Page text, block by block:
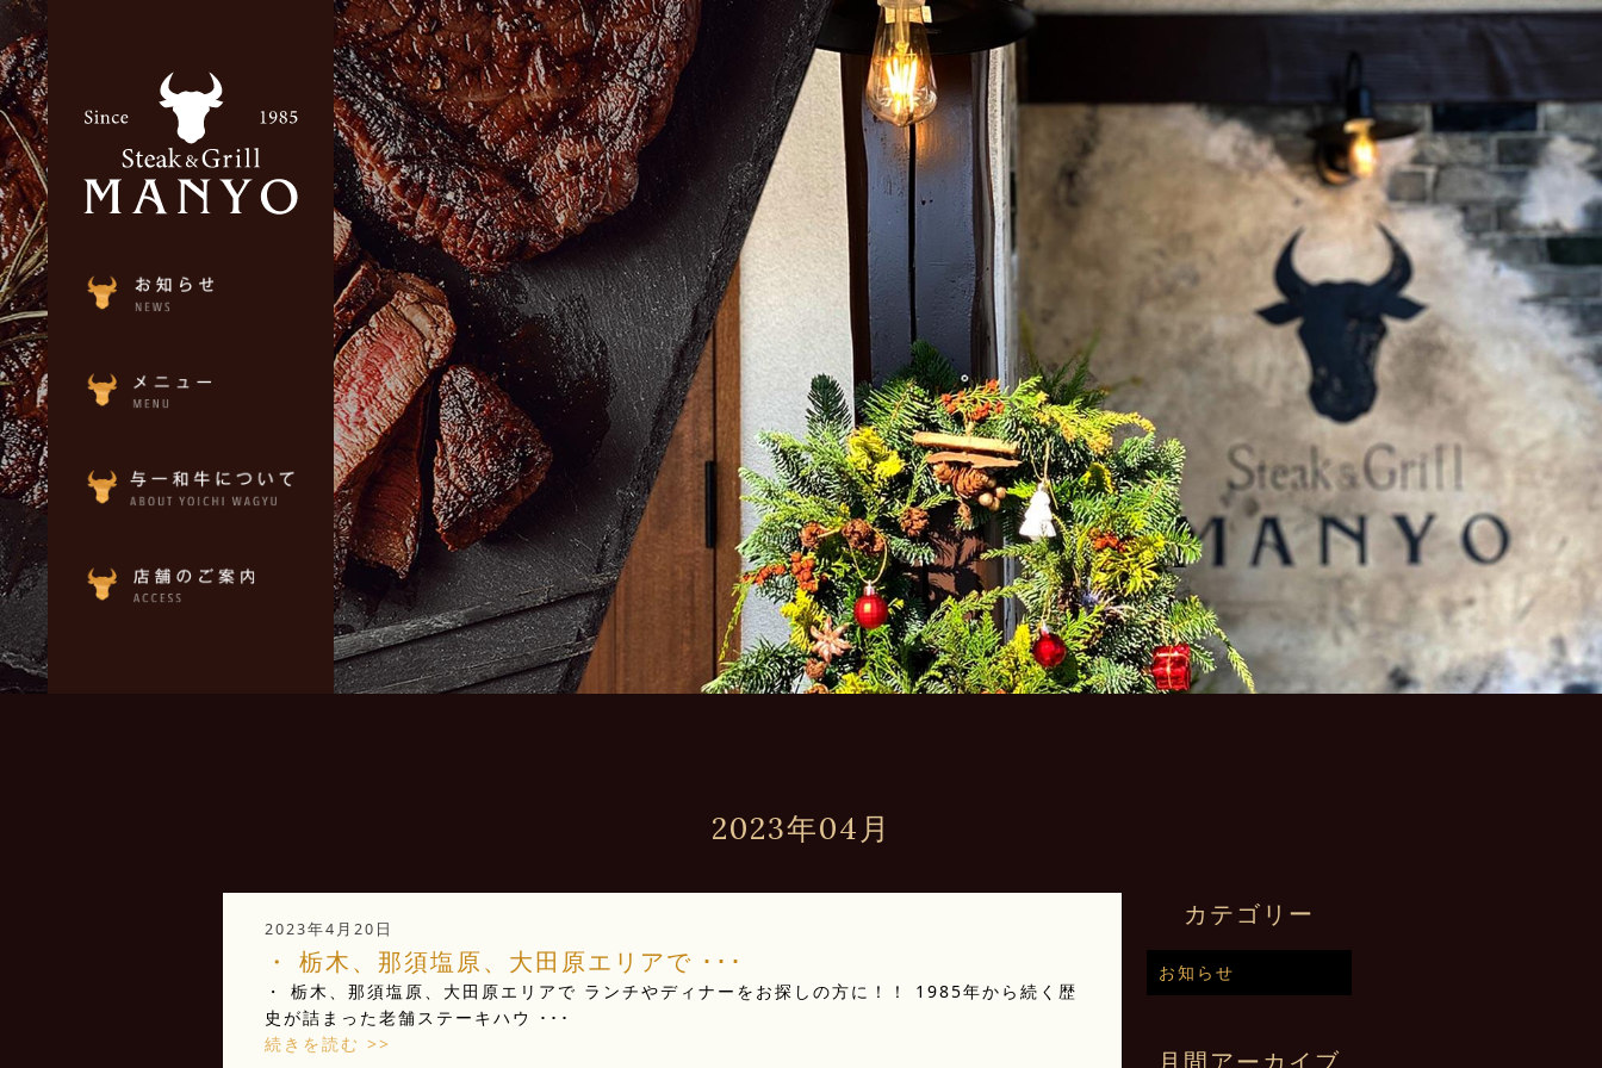
2023年04月
2023年4月20日
・ 栃木、那須塩原、大田原エリアで ･･･
・ 栃木、那須塩原、大田原エリアで ランチやディナーをお探しの方に！！ 1985年から続く歴
史が詰まった老舗ステーキハウ ･･･
続きを読む >>
カテゴリー
お知らせ
月間アーカイブ